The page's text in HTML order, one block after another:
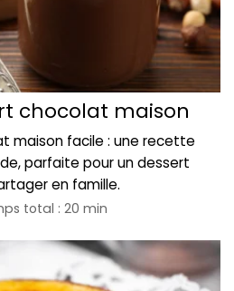
Connexion
chocolat maison
maison facile : une recette
parfaite pour un dessert
en famille.
total : 20 min